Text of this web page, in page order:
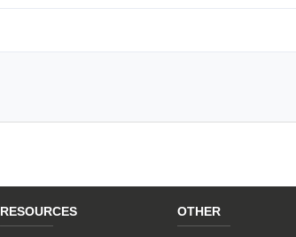
RESOURCES OTHER